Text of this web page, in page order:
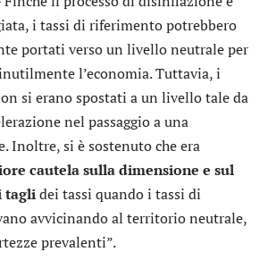
i tassi di riferimento potrebbero
portati verso un livello neutrale per
l’economia. Tuttavia, i
si erano spostati a un livello tale da
nel passaggio a una
Inoltre, si è sostenuto che era
cautela sulla dimensione e sul
taglidei tassi quando i tassi di
avvicinando al territorio neutrale,
prevalenti”.